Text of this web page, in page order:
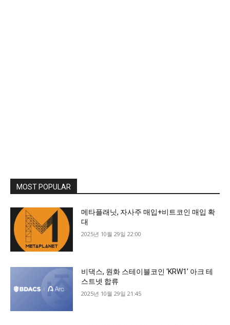
MOST POPULAR
메타플래닛, 자사주 매입+비트코인 매입 확
대
2025년 10월 29일 22:00
비댁스, 원화 스테이블코인 ‘KRW1’ 아크 테
스트넷 합류
2025년 10월 29일 21:45